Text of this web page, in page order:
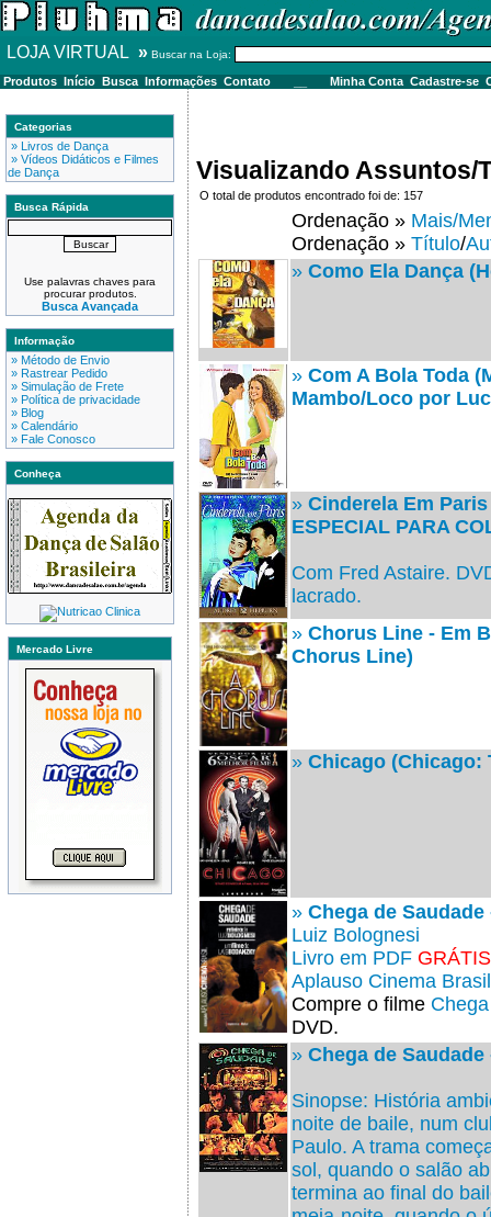
LOJA VIRTUAL » Buscar na Loja:
Produtos Início Busca Informações Contato Minha Conta Cadastre-se
Categorias
» Livros de Dança
» Vídeos Didáticos e Filmes
de Dança
Busca Rápida
Use palavras chaves para
procurar produtos.
Busca Avançada
Informação
» Método de Envio
» Rastrear Pedido
» Simulação de Frete
» Política de privacidade
» Blog
» Calendário
» Fale Conosco
Conheça
Mercado Livre
Visualizando Assuntos/
O total de produtos encontrado foi de: 157
Ordenação » Mais/
Ordenação » Título/
» Como Ela Dança
» Com A Bola Toda
Mambo/Loco por
» Cinderela Em Paris
ESPECIAL PARA
Com Fred Astaire.
lacrado.
» Chorus Line - Em
Chorus Line)
» Chicago (Chicago:
» Chega de
Luiz Bolognesi
Livro em PDF GRÁTIS
Aplauso Cinema
Compre o filme
DVD.
» Chega de
Sinopse: História
noite de baile, num
Paulo. A trama
sol, quando o salão
termina ao final do